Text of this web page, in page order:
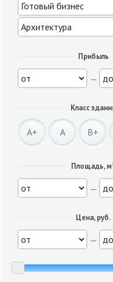
Прибыль
—
Класс
A+ A B+
Площадь,
—
Цена, руб.
—